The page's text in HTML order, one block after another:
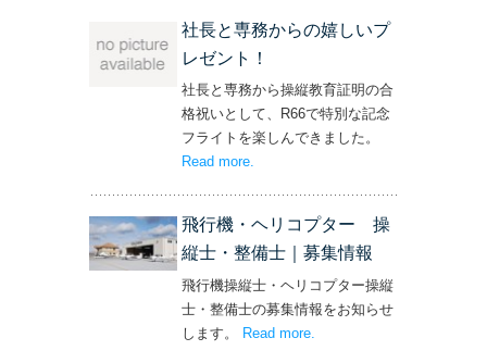
社長と専務からの嬉しいプ
レゼント！
社長と専務から操縦教育証明の合
格祝いとして、R66で特別な記念
フライトを楽しんできました。
Read more– ‘社長と専務からの嬉しいプレゼン
.
飛行機・ヘリコプター 操
縦士・整備士｜募集情報
飛行機操縦士・ヘリコプター操縦
士・整備士の募集情報をお知らせ
します。
Read more